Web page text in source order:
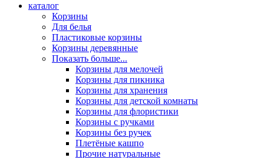
каталог
Корзины
Для белья
Пластиковые корзины
Корзины деревянные
Показать больше...
Корзины для мелочей
Корзины для пикника
Корзины для хранения
Корзины для детской комнаты
Корзины для флористики
Корзины с ручками
Корзины без ручек
Плетёные кашпо
Прочие натуральные